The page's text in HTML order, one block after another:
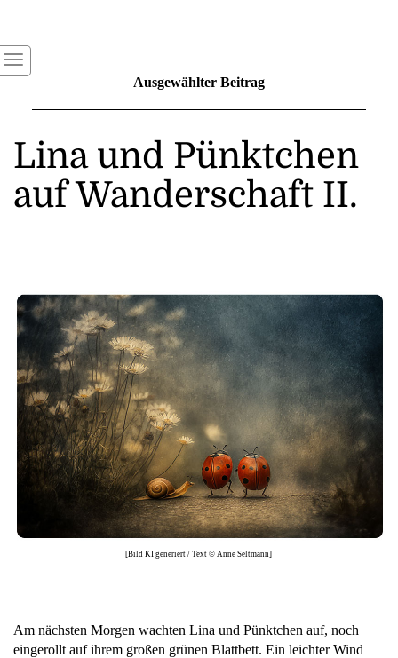
Ausgewählter Beitrag
Lina und Pünktchen
auf Wanderschaft II.
[Bild KI generiert / Text © Anne Seltmann]
Am nächsten Morgen wachten Lina und Pünktchen auf, noch
eingerollt auf ihrem großen grünen Blattbett. Ein leichter Wind